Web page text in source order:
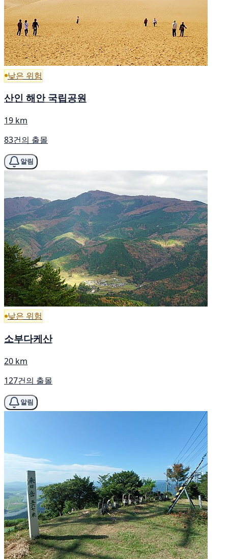
낮은 위험
산인 해안 국립공원
19 km
83건의 출몰
알림
낮은 위험
소부다케산
20 km
127건의 출몰
알림